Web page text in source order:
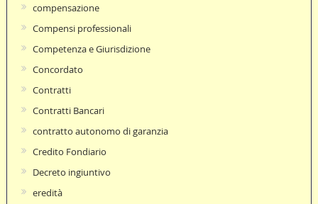
compensazione
Compensi professionali
Competenza e Giurisdizione
Concordato
Contratti
Contratti Bancari
contratto autonomo di garanzia
Credito Fondiario
Decreto ingiuntivo
eredità